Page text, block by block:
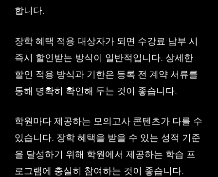
합니다.
장학 혜택 적용 대상자가 되면 수강료 납부 시
즉시 할인받는 방식이 일반적입니다. 상세한
할인 적용 방식과 기한은 등록 전 계약 서류를
통해 명확히 확인해 두는 것이 좋습니다.
학원마다 제공하는 모의고사 콘텐츠가 다를 수
있습니다. 장학 혜택을 받을 수 있는 성적 기준
을 달성하기 위해 학원에서 제공하는 학습 프
로그램에 충실히 참여하는 것이 좋습니다.